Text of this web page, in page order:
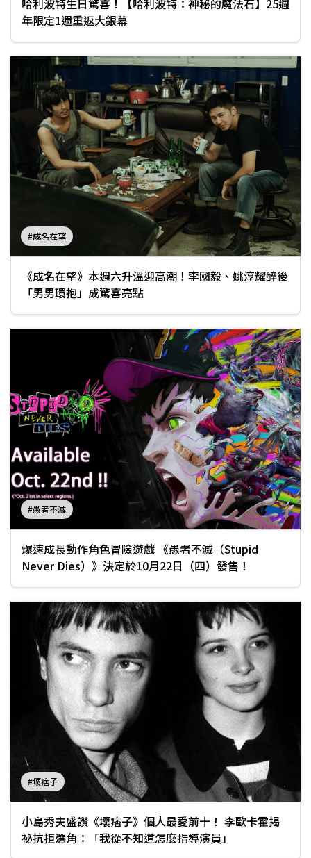
年限定1週重返大銀幕
#成名在望
《成名在望》本週六升溫迎高潮！李國毅、姚淳耀醉後
「男男環抱」成驚喜亮點
#愚者不滅
爆速成長動作角色冒險遊戲 《愚者不滅（Stupid
Never Dies）》決定於10月22日（四）發售！
#壞痞子
小島秀夫盛讚《壞痞子》個人最愛前十！ 李歐卡霍揭
祕抗拒選角：「我從不知道怎麼指導演員」